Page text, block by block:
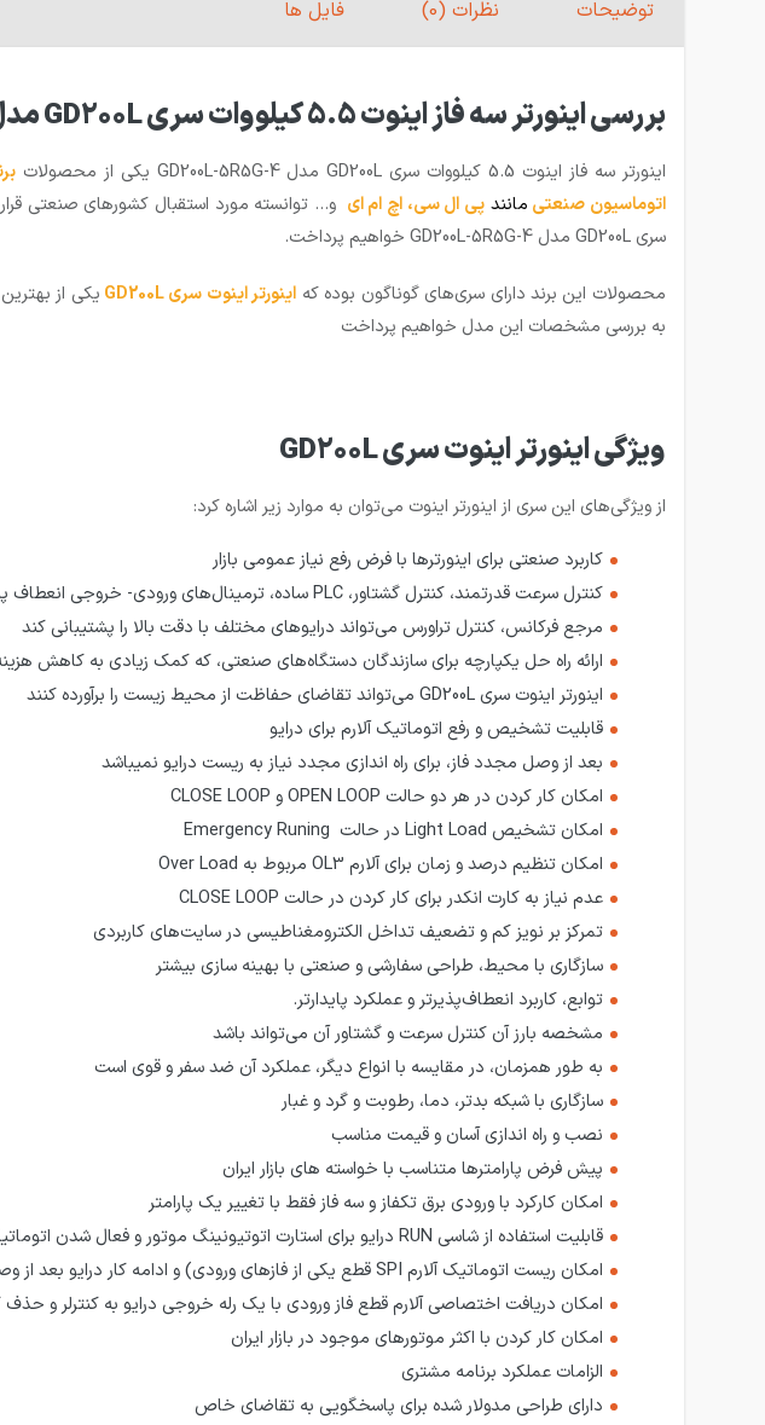
توضیحات نظرات (0) فایل ها
بررسی اینورتر سه فاز اینوت 5.5 کیلووات سری GD200L مدل GD200L-5R5G-4
اینورتر سه فاز اینوت 5.5 کیلووات سری GD200L مدل GD200L-5R5G-4 یکی از محصولات ب
اتوماسیون صنعتی مانند پی ال سی، اچ ام ای
سری GD200L مدل GD200L-5R5G-4 خواهیم پرداخت.‌
محصولات این برند دارای سری‌های گوناگون بوده که اینورتر اینوت سری GD200L یکی از
به بررسی مشخصات این مدل خواهیم پرداخت
ویژگی اینورتر اینوت سری GD200L
از ویژگی‌های این سری از اینورتر اینوت می‌توان به موارد زیر اشاره کرد:
کاربرد صنعتی برای اینورترها با فرض رفع نیاز عمومی بازار
کنترل سرعت قدرتمند، کنترل گشتاور، PLC ساده، ترمینال‌های ورودی- خروجی انعطاف پذیر، پالس
مرجع فرکانس، کنترل تراورس می‌تواند درایوهای مختلف با دقت بالا را پشتیبانی کند
ارائه راه حل یکپارچه برای سازندگان دستگاه‌های صنعتی، که کمک زیادی به کاهش
اینورتر اینوت سری GD200L می‌تواند تقاضای حفاظت از محیط زیست را برآورده کنند
قابلیت تشخیص و رفع اتوماتیک آلارم برای درایو
بعد از وصل مجدد فاز، برای راه اندازی مجدد نیاز به ریست درایو نمیباشد
امکان کار کردن در هر دو حالت OPEN LOOP و CLOSE LOOP
امکان تشخیص Light Load در حالت Emergency Runing
امکان تنظیم درصد و زمان برای آلارم OL3 مربوط به Over Load
عدم نیاز به کارت انکدر برای کار کردن در حالت CLOSE LOOP
تمرکز بر نویز کم و تضعیف تداخل الکترومغناطیسی در سایت‌های کاربردی
سازگاری با محیط، طراحی سفارشی و صنعتی با بهینه سازی بیشتر
توابع، کاربرد انعطاف‌پذیرتر و عملکرد پایدارتر.
مشخصه بارز آن کنترل سرعت و گشتاور آن می‌تواند باشد
به طور همزمان، در مقایسه با انواع دیگر، عملکرد آن ضد سفر و قوی است
سازگاری با شبکه بدتر، دما، رطوبت و گرد و غبار
نصب و راه اندازی آسان و قیمت مناسب
پیش فرض پارامترها متناسب با خواسته های بازار ایران
امکان کارکرد با ورودی برق تکفاز و سه فاز فقط با تغییر یک پارامتر
قابلیت استفاده از شاسی RUN درایو برای استارت اتوتیونینگ موتور و فعال شدن اتوماتیک رله خروجی کنتاکتور اصلی از طریق درایو
امکان ریست اتوماتیک آلارم SPI قطع یکی از فازهای ورودی) و ادامه کار درایو بعد از وصل مجدد فاز
امکان دریافت اختصاصی آلارم قطع فاز ورودی با یک رله خروجی درایو به کنترلر و حذف
امکان کار کردن با اکثر موتورهای موجود در بازار ایران
الزامات عملکرد برنامه مشتری
دارای طراحی مدولار شده برای پاسخگویی به تقاضای خاص